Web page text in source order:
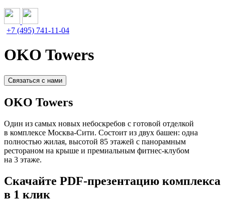
+7 (495) 741-11-04
OKO Towers
Связаться с нами
OKO Towers
Один из самых новых небоскребов с готовой отделкой
в комплексе Москва-Сити. Состоит из двух башен: одна
полностью жилая, высотой 85 этажей с панорамным
рестораном на крыше и премиальным фитнес-клубом
на 3 этаже.
Скачайте PDF-презентацию комплекса
в 1 клик